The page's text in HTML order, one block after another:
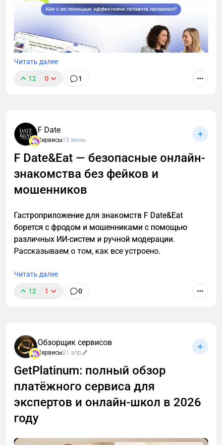
презентаций, проверочных работ, отчетности.
Именно здесь нейросети могут существенно
облегчить процесс.
Читать далее
12 0 1
F Date
Сервисы10 июнь
F Date&Eat — безопасные онлайн-
знакомства без фейков и
мошенников
Гастроприложение для знакомств F Date&Eat
борется с фродом и мошенниками с помощью
различных ИИ-систем и ручной модерации.
Рассказываем о том, как все устроено.
Читать далее
12 1 0
Обзорщик сервисов
Сервисы21 апр
GetPlatinum: полный обзор
платёжного сервиса для
экспертов и онлайн-школ в 2026
году